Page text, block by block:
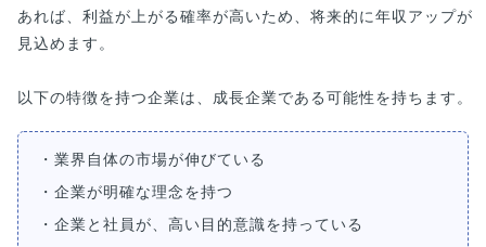
あれば、利益が上がる確率が高いため、将来的に年収アップが
見込めます。
以下の特徴を持つ企業は、成長企業である可能性を持ちます。
・業界自体の市場が伸びている
・企業が明確な理念を持つ
・企業と社員が、高い目的意識を持っている